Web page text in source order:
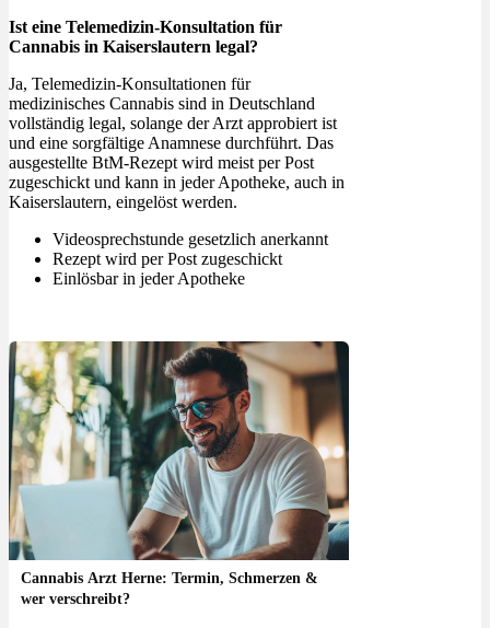
Ist eine Telemedizin-Konsultation für
Cannabis in Kaiserslautern legal?
Ja, Telemedizin-Konsultationen für
medizinisches Cannabis sind in Deutschland
vollständig legal, solange der Arzt approbiert ist
und eine sorgfältige Anamnese durchführt. Das
ausgestellte BtM-Rezept wird meist per Post
zugeschickt und kann in jeder Apotheke, auch in
Kaiserslautern, eingelöst werden.
Videosprechstunde gesetzlich anerkannt
Rezept wird per Post zugeschickt
Einlösbar in jeder Apotheke
Cannabis Arzt Herne: Termin, Schmerzen &
wer verschreibt?